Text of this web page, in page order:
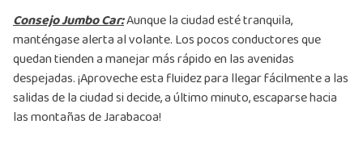
Consejo Jumbo Car:Aunque la ciudad esté tranquila,
manténgase alerta al volante. Los pocos conductores que
quedan tienden a manejar más rápido en las avenidas
despejadas. ¡Aproveche esta fluidez para llegar fácilmente a las
salidas de la ciudad si decide, a último minuto, escaparse hacia
las montañas de Jarabacoa!